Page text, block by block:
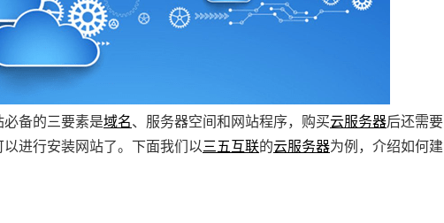
备的三要素是域名、服务器空间和网站程序，购买云服务器后还需要
进行安装网站了。下面我们以三五互联的云服务器为例，介绍如何建